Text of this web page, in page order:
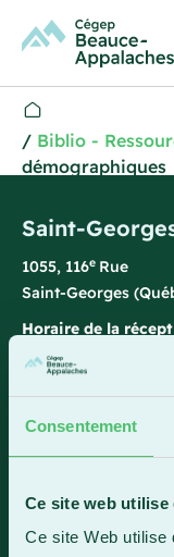
Consentement
Ce site web utilise
Ce site Web
/ Biblio -
démographiques
Saint-
1055, 116e Rue
Saint-Georges
Horaire de la
Lundi-vendredi : 7 h
1 800 893-5111
Sainte-Marie